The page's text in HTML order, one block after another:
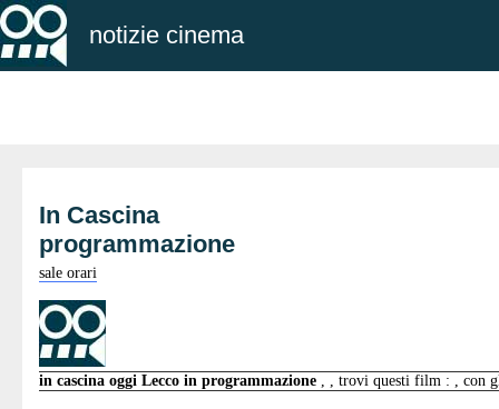
notizie cinema
In Cascina
programmazione
sale orari
in cascina oggi Lecco in programmazione , , trovi questi film : , con